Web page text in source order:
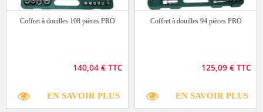
Coffret à douilles 108 pièces PRO
140,04 € TTC
EN SAVOIR PLUS
Coffret à douilles 94 pièces PRO
125,09 € TTC
EN SAVOIR PLUS